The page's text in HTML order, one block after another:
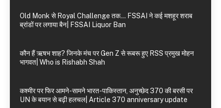
Old Monk से Royal Challenge तक… FSSAI ने कई मशहूर शराब
ब्रांडों पर लगाया बैन| FSSAI Liquor Ban
कौन हैं ऋषभ शाह? जिनके मंच पर Gen Z से रूबरू हुए RSS प्रमुख मोहन
भागवत| Who is Rishabh Shah
कश्मीर पर फिर आमने-सामने भारत-पाकिस्तान, अनुच्छेद 370 की बरसी पर
UN के बयान से बढ़ी हलचल| Article 370 anniversary update